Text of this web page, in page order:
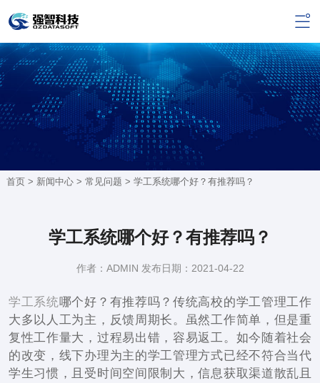
首页 > 新闻中心> 常见问题 > 学工系统哪个好？有推荐吗？
学工系统哪个好？有推荐吗？
作者：ADMIN 发布日期：2021-04-22
学工系统哪个好？有推荐吗？传统高校的学工管理工作
大多以人工为主，反馈周期长。虽然工作简单，但是重
复性工作量大，过程易出错，容易返工。如今随着社会
的改变，线下办理为主的学工管理方式已经不符合当代
学生习惯，且受时间空间限制大，信息获取渠道散乱且